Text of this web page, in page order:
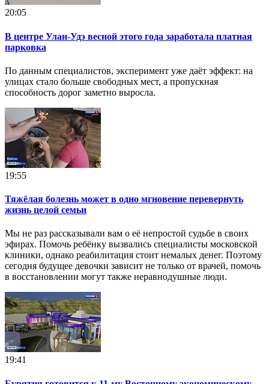
20:05
В центре Улан-Удэ весной этого года заработала платная
парковка
По данным специалистов, эксперимент уже даёт эффект: на
улицах стало больше свободных мест, а пропускная
способность дорог заметно выросла.
19:55
Тяжёлая болезнь может в одно мгновение перевернуть
жизнь целой семьи
Мы не раз рассказывали вам о её непростой судьбе в своих
эфирах. Помочь ребёнку вызвались специалисты московской
клиники, однако реабилитация стоит немалых денег. Поэтому
сегодня будущее девочки зависит не только от врачей, помочь
в восстановлении могут также неравнодушные люди.
19:41